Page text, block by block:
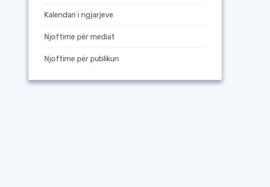
Kalendari i ngjarjeve
Njoftime për mediat
Njoftime për publikun